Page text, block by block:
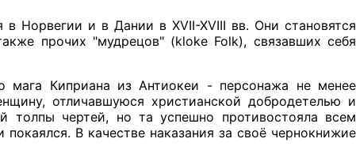
Норвегии и в Дании в XVII-XVIII вв. Они становятся
прочих "мудрецов" (kloke Folk), связавших себя
мага Киприана из Антиокеи - персонажа не менее
отличавшуюся христианской добродетелью и
толпы чертей, но та успешно противостояла всем
В качестве наказания за своё чернокнижие